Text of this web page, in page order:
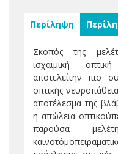
Περίληψη
Σκοπός της
ισχαιμική
αποτελείτην πιο
οπτικής
αποτέλεσμα της
η απώλεια
παρούσα